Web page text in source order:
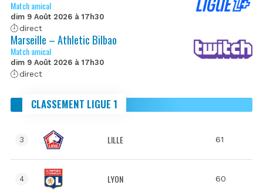
Match amical
dim 9 Août 2026 à 17h30
direct
Marseille – Athletic Bilbao
Match amical
dim 9 Août 2026 à 17h30
direct
CLASSEMENT LIGUE 1
3 LILLE 61
4 LYON 60